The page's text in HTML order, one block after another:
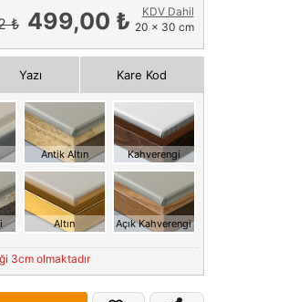
₺ 499,00 ₺
KDV Dahil
20 x 30 cm
Yazı Kare Kod
Antik Altın Kahverengi
Altın Açık Kahverengi
3cm olmaktadır